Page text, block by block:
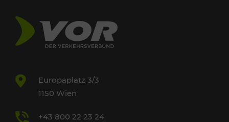
Europaplatz 3/3
1150 Wien
+43 800 22 23 24